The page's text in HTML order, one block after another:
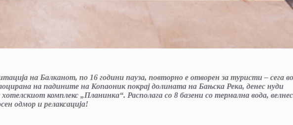
на Балканот, по 16 години пауза, повторно е отворен за туристи – сега во
на падините на Копаоник покрај долината на Бањска Река, денес нуди
комплекс „Планинка“. Располага со 8 базени со термална вода, велнес
одмор и релаксација!